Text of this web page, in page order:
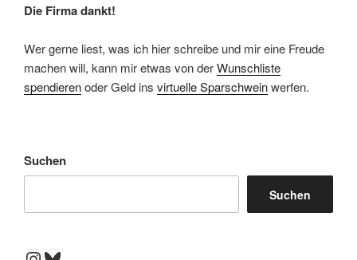
Die Firma dankt!
Wer gerne liest, was ich hier schreibe und mir eine Freude
machen will, kann mir etwas von derWunschliste
spendierenoder Geld ins virtuelle Sparschweinwerfen.
Suchen
Suchen